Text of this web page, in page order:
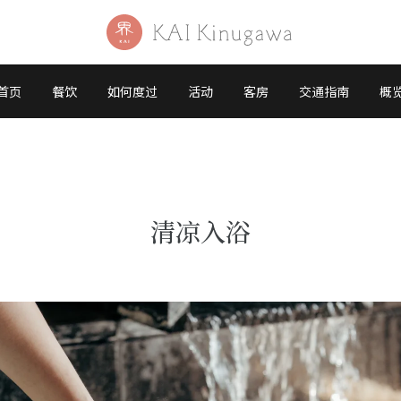
页 餐饮 如何度过 活动 客房 交通指南 概
清凉入浴